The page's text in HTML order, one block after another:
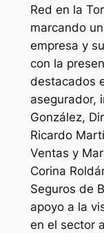
Red en la
marcando
empresa y
con la
destacados
asegurador,
González,
Ricardo
Ventas y
Corina
Seguros de
apoyo a la
en el sector